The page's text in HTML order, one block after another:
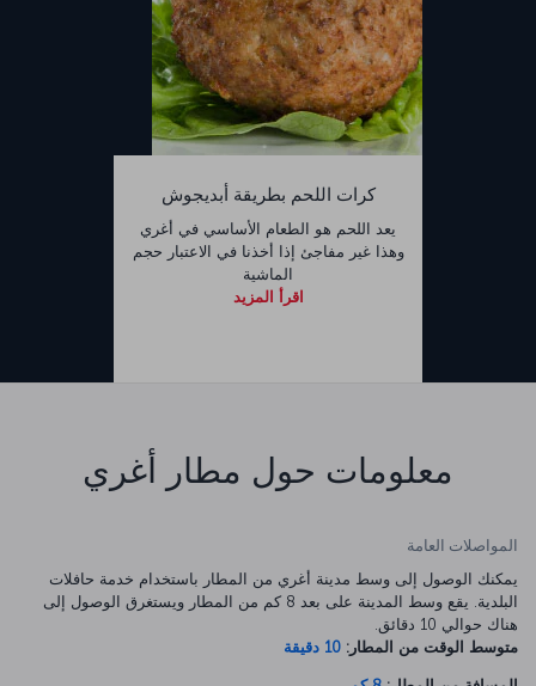
كرات اللحم بطريقة أبديجوش
يعد اللحم هو الطعام الأساسي في أغري
وهذا غير مفاجئ إذا أخذنا في الاعتبار حجم
الماشية
اقرأ المزيد
معلومات حول مطار أغري
المواصلات العامة
يمكنك الوصول إلى وسط مدينة أغري من المطار باستخدام خدمة حافلات
البلدية. يقع وسط المدينة على بعد 8 كم من المطار ويستغرق الوصول إلى
هناك حوالي 10 دقائق.
متوسط الوقت من المطار: 10 دقيقة